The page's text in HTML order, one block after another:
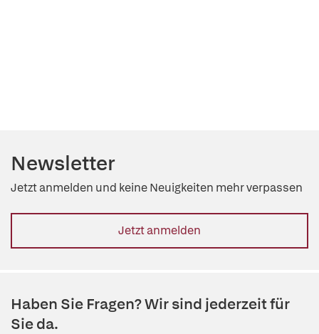
Newsletter
Jetzt anmelden und keine Neuigkeiten mehr verpassen
Jetzt anmelden
Haben Sie Fragen? Wir sind jederzeit für
Sie da.